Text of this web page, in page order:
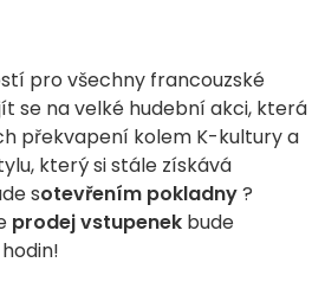
pro všechny francouzské
se na velké hudební akci, která
překvapení kolem K-kultury a
který si stále získává
sotevřením pokladny?
prodej vstupenek bude
hodin!